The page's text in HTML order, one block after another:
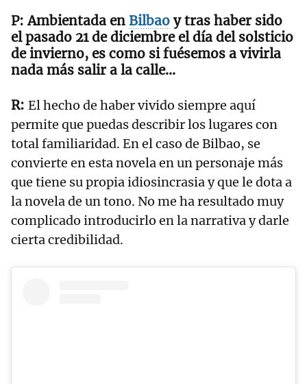
Ambientada en Bilbao y tras haber sido
el pasado 21 de diciembre el día del solsticio
de invierno, es como si fuésemos a vivirla
nada más salir a la calle...
El hecho de haber vivido siempre aquí
permite que puedas describir los lugares con
total familiaridad. En el caso de Bilbao, se
convierte en esta novela en un personaje más
que tiene su propia idiosincrasia y que le dota a
la novela de un tono. No me ha resultado muy
complicado introducirlo en la narrativa y darle
cierta credibilidad.